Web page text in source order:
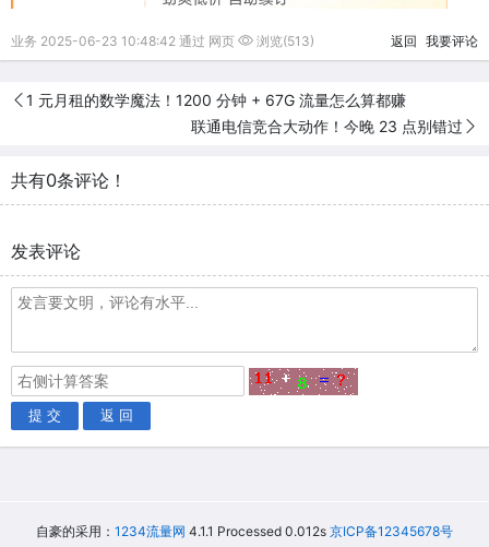
业务 2025-06-23 10:48:42 通过 网页 浏览(513) 返回 我要评论
1 元月租的数学魔法！1200 分钟 + 67G 流量怎么算都赚​
联通电信竞合大动作！今晚 23 点别错过​
共有0条评论！
发表评论
提 交 返 回
自豪的采用： 1234流量网 4.1.1 Processed 0.012s 京ICP备12345678号